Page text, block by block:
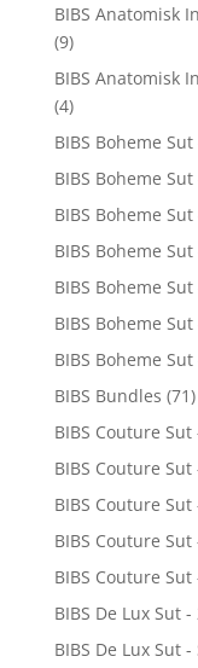
BIBS Anatomisk
(9)
BIBS Anatomisk
(4)
BIBS Boheme
BIBS Boheme
BIBS Boheme
BIBS Boheme
BIBS Boheme
BIBS Boheme
BIBS Boheme
BIBS Bundles (71)
BIBS Couture
BIBS Couture
BIBS Couture
BIBS Couture
BIBS Couture
BIBS De Lux Sut
BIBS De Lux Sut